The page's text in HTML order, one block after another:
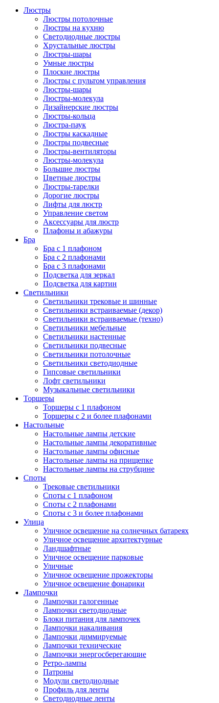
Люстры
Люстры потолочные
Люстры на кухню
Светодиодные люстры
Хрустальные люстры
Люстры-шары
Умные люстры
Плоские люстры
Люстры с пультом управления
Люстры-шары
Люстры-молекула
Дизайнерские люстры
Люстры-кольца
Люстра-паук
Люстры каскадные
Люстры подвесные
Люстры-вентиляторы
Люстры-молекула
Большие люстры
Цветные люстры
Люстры-тарелки
Дорогие люстры
Лифты для люстр
Управление светом
Аксессуары для люстр
Плафоны и абажуры
Бра
Бра с 1 плафоном
Бра с 2 плафонами
Бра с 3 плафонами
Подсветка для зеркал
Подсветка для картин
Светильники
Светильники трековые и шинные
Светильники встраиваемые (декор)
Светильники встраиваемые (техно)
Светильники мебельные
Светильники настенные
Светильники подвесные
Светильники потолочные
Светильники светодиодные
Гипсовые светильники
Лофт светильники
Музыкальные светильники
Торшеры
Торшеры с 1 плафоном
Торшеры с 2 и более плафонами
Настольные
Настольные лампы детские
Настольные лампы декоративные
Настольные лампы офисные
Настольные лампы на прищепке
Настольные лампы на струбцине
Споты
Трековые светильники
Споты с 1 плафоном
Споты с 2 плафонами
Споты с 3 и более плафонами
Улица
Уличное освещение на солнечных батареях
Уличное освещение архитектурные
Ландшафтные
Уличное освещение парковые
Уличные
Уличное освещение прожекторы
Уличное освещение фонарики
Лампочки
Лампочки галогенные
Лампочки светодиодные
Блоки питания для лампочек
Лампочки накаливания
Лампочки диммируемые
Лампочки технические
Лампочки энергосберегающие
Ретро-лампы
Патроны
Модули светодиодные
Профиль для ленты
Светодиодные ленты